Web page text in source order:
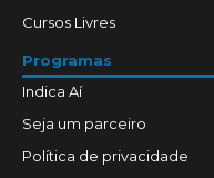
Cursos Livres
Programas
Indica Aí
Seja um parceiro
Política de privacidade